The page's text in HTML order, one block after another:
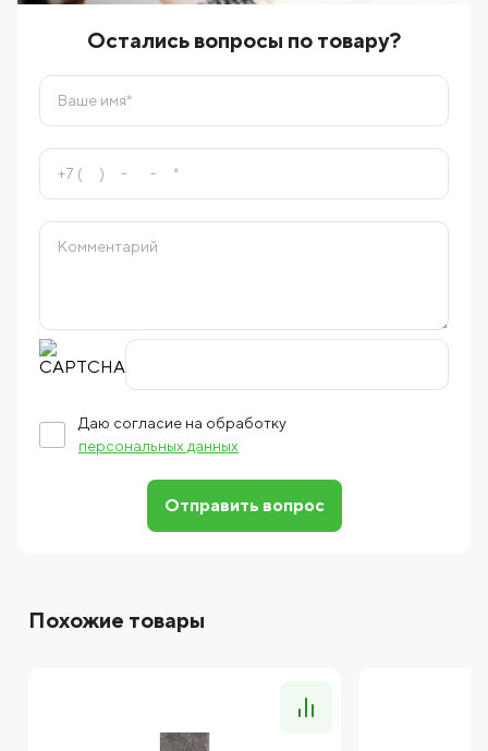
Остались вопросы по товару?
Даю согласие на обработку
персональных данных
Отправить вопрос
Похожие товары